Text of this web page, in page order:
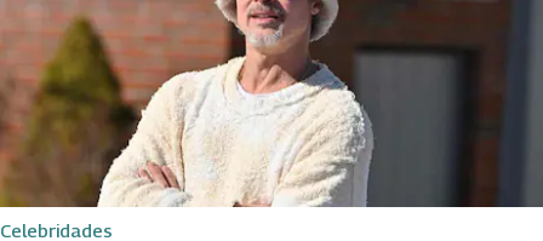
Celebridades